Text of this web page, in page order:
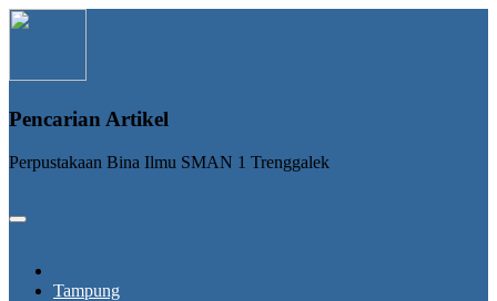
Pencarian Artikel
Perpustakaan Bina Ilmu SMAN 1 Trenggalek
Tampung